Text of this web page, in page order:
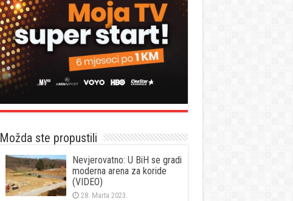
Možda ste propustili
Nevjerovatno: U BiH se gradi
moderna arena za koride
(VIDEO)
28. Marta 2023.